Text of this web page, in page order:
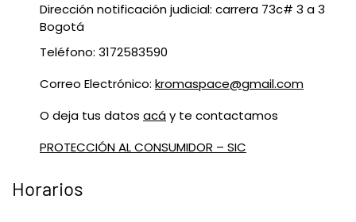
Dirección notificación judicial: carrera 73c# 3 a 3
Bogotá
Teléfono: 3172583590
Correo Electrónico: kromaspace@gmail.com
O deja tus datos acáy te contactamos
PROTECCIÓN AL CONSUMIDOR – SIC
Horarios